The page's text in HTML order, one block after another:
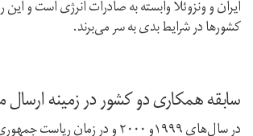
ایران و ونزوئلا وابسته به صادرات انرژی است و این
کشورها در شرایط بدی به سر می‌برند.
سابقه همکاری دو کشور در زمینه